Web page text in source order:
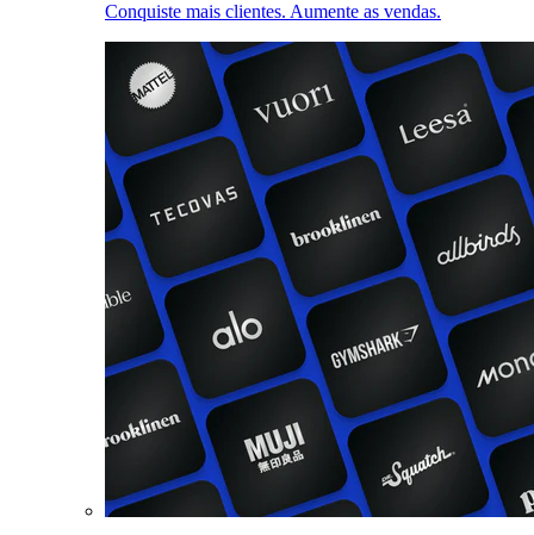
Conquiste mais clientes. Aumente as vendas.